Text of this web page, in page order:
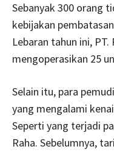
Sebanyak 300 orang
kebijakan
Lebaran tahun ini,
mengoperasikan 25
Selain itu, para
yang mengalami
Seperti yang terjadi
Raha. Sebelumnya,